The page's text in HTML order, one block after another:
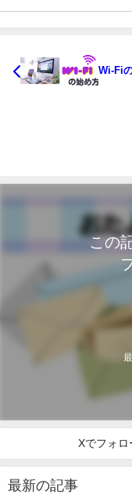
Wi-Fi
この
Xでフォロ
最新の記事